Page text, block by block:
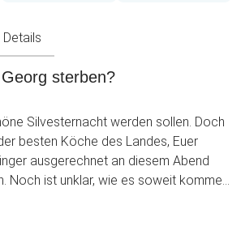
Details
sterben?
Silvesternacht werden sollen. Doch
besten Köche des Landes, Euer
ausgerechnet an diesem Abend
Noch ist unklar, wie es soweit kommen
wisst, ist, dass plötzlich seine Leiche in